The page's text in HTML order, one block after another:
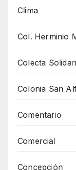
Clima
Col. Herminio
Colecta
Colonia San
Comentario
Comercial
Concepción